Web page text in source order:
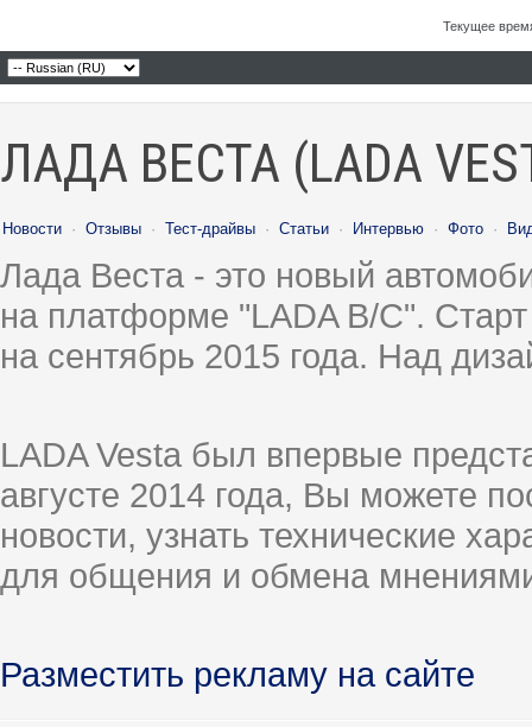
Текущее
ЛАДА ВЕСТА (LADA
Новости · Отзывы · Тест-драйвы · Статьи · Интервью · Фото ·
Лада Веста - это новый
на платформе "LADA B/C".
на сентябрь 2015 года. Над
LADA Vesta был впервые
августе 2014 года, Вы можете
новости, узнать технические
для общения и обмена
Разместить рекламу на сайте